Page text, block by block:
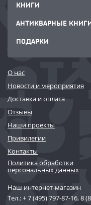
КНИГИ
АНТИКВАРНЫЕ
ПОДАРКИ
О нас
Новости и мероприятия
Доставка и оплата
Отзывы
Наши проекты
Привилегии
Контакты
Политика обработки
персональных данных
Наш интернет-магазин
Тел.:+ 7 (495) 797-87-16,8